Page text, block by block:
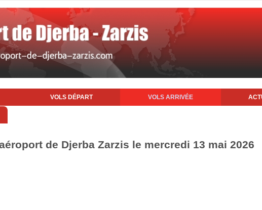
VOLS DÉPART VOLS ARRIVÉE
de Djerba Zarzis le mercredi 13 mai 2026